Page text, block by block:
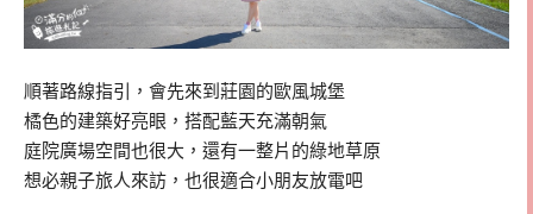
順著路線指引，會先來到莊園的歐風城堡
橘色的建築好亮眼，搭配藍天充滿朝氣
庭院廣場空間也很大，還有一整片的綠地草原
想必親子旅人來訪，也很適合小朋友放電吧